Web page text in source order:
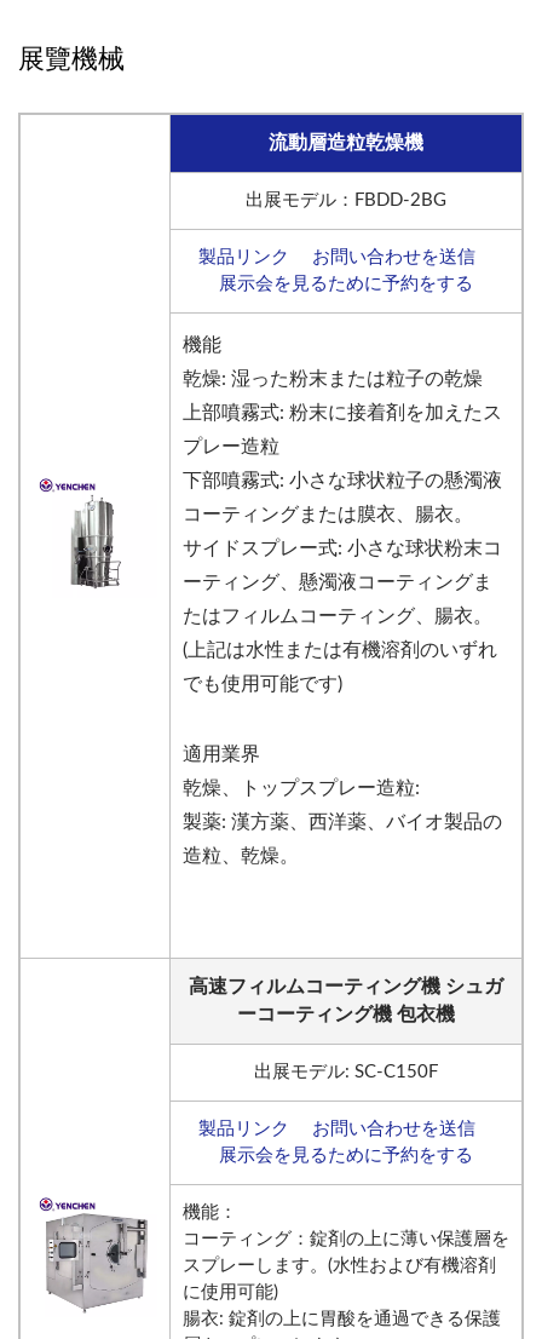
展覽機械
流動層造粒乾燥機
出展モデル：FBDD-2BG
製品リンク
お問い合わせを送信
展示会を見るために予約をする
機能
乾燥: 湿った粉末または粒子の乾燥
上部噴霧式: 粉末に接着剤を加えたス
プレー造粒
下部噴霧式: 小さな球状粒子の懸濁液
コーティングまたは膜衣、腸衣。
サイドスプレー式: 小さな球状粉末コ
ーティング、懸濁液コーティングま
たはフィルムコーティング、腸衣。
(上記は水性または有機溶剤のいずれ
でも使用可能です)
適用業界
乾燥、トップスプレー造粒:
製薬: 漢方薬、西洋薬、バイオ製品の
造粒、乾燥。
高速フィルムコーティング機 シュガ
ーコーティング機 包衣機
出展モデル: SC-C150F
製品リンク
お問い合わせを送信
展示会を見るために予約をする
機能：
コーティング：錠剤の上に薄い保護層を
スプレーします。(水性および有機溶剤
に使用可能)
腸衣: 錠剤の上に胃酸を通過できる保護